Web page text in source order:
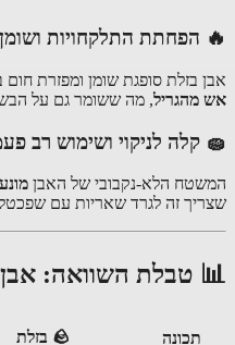
🔥 הפחתת התלקחויות
אבן בזלת סופגת שומן ומפזרת
אש מהגריל, מה ששומר גם על
🧽 קלה לניקוי ושימוש רב
המשטח הלא-נקבובי של האבן
שצריך זה לגרד שאריות עם
📊 טבלת השוואה:
תכונה 🪨 בזלת